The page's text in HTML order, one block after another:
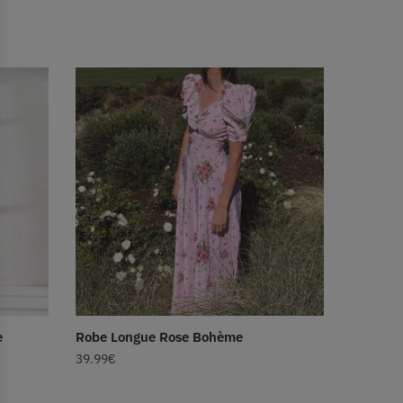
Robe Longue Rose Bohème
39.99€